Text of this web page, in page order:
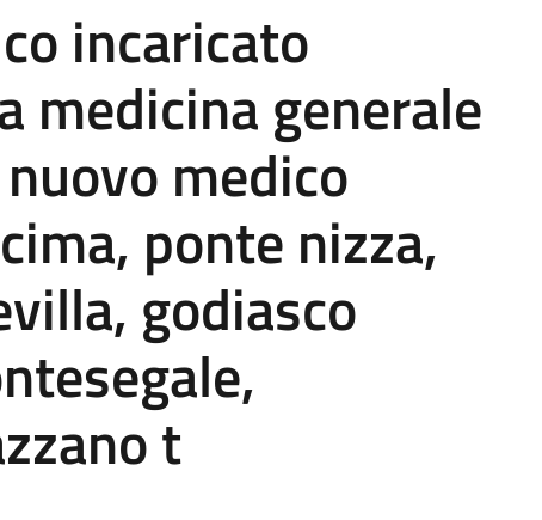
incaricato
medicina generale
medico
ponte nizza,
godiasco
t